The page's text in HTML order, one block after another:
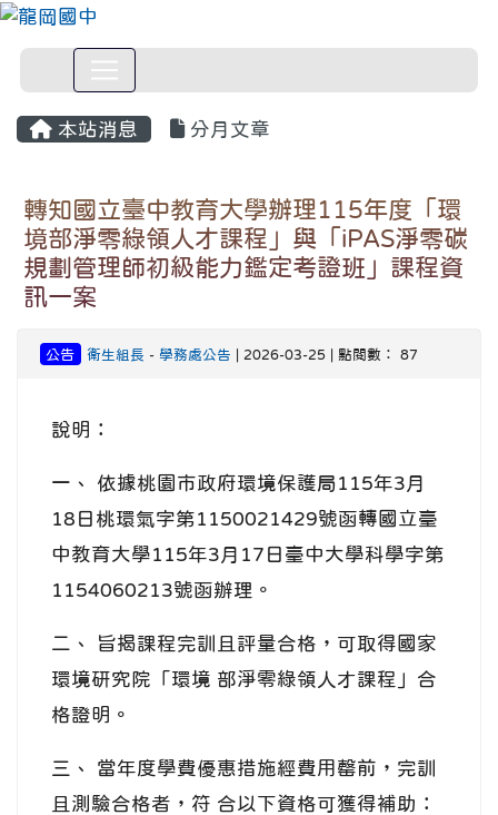
本站消息 分月文章
轉知國立臺中教育大學辦理115年度「環
境部淨零綠領人才課程」與「iPAS淨零碳
規劃管理師初級能力鑑定考證班」課程資
訊一案
公告 衛生組長 - 學務處公告 | 2026-03-25 | 點閱數： 87
說明：
一、 依據桃園市政府環境保護局115年3月
18日桃環氣字第1150021429號函轉國立臺
中教育大學115年3月17日臺中大學科學字第
1154060213號函辦理。
二、 旨揭課程完訓且評量合格，可取得國家
環境研究院「環境 部淨零綠領人才課程」合
格證明。
三、 當年度學費優惠措施經費用罄前，完訓
且測驗合格者，符 合以下資格可獲得補助：